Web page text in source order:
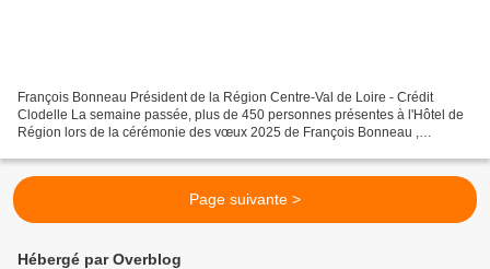
François Bonneau Président de la Région Centre-Val de Loire - Crédit
Clodelle La semaine passée, plus de 450 personnes présentes à l'Hôtel de
Région lors de la cérémonie des vœux 2025 de François Bonneau ,
Page suivante >
Hébergé par Overblog